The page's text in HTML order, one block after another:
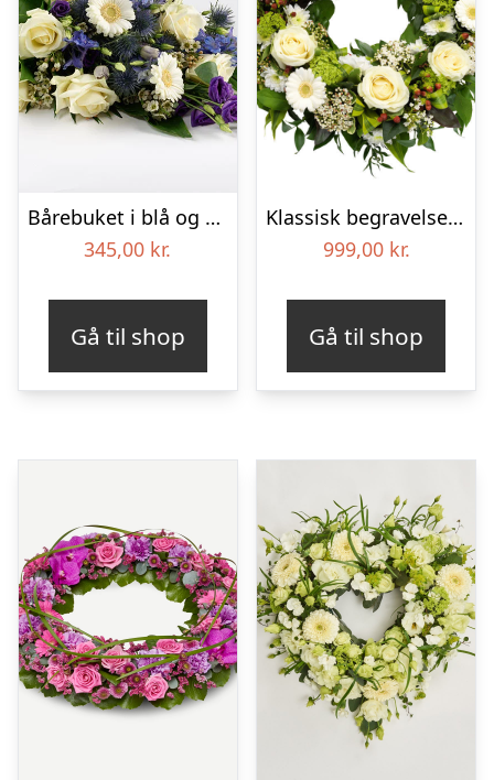
Bårebuket i blå og hvide nuancer – Blomster til begravelse
345,00 kr.
Gå til shop
Klassisk begravelses­krans
999,00 kr.
Gå til shop